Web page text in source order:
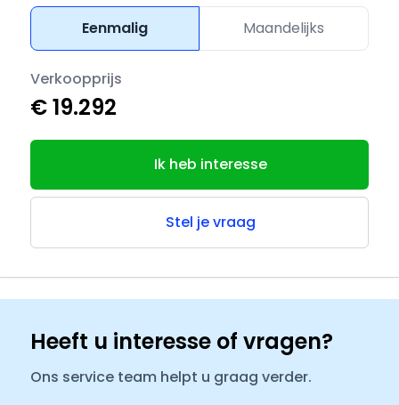
Eenmalig
Maandelijks
Verkoopprijs
€ 19.292
Ik heb interesse
Stel je vraag
Heeft u interesse of vragen?
Ons service team helpt u graag verder.